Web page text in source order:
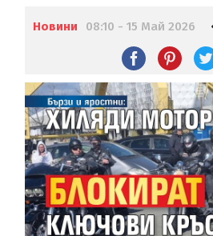
Новини 08:10 - 15 Май 2026